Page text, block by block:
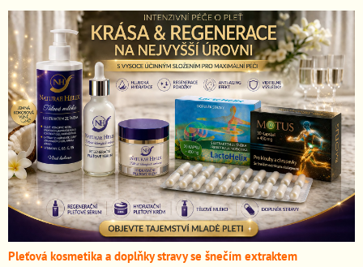
Pleťová kosmetika a doplňky stravy se šnečím extraktem